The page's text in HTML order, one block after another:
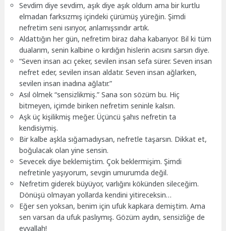
Sevdim diye sevdim, aşık diye aşık oldum ama bir kurtlu
elmadan farksızmış içindeki çürümüş yüreğin. Şimdi
nefretim seni ısırıyor, anlamışsındır artık.
Aldattığın her gün, nefretim biraz daha kabarıyor. Bil ki tüm
dualarım, senin kalbine o kırdığın hislerin acısını sarsın diye.
“Seven insan acı çeker, sevilen insan sefa sürer. Seven insan
nefret eder, sevilen insan aldatır. Seven insan ağlarken,
sevilen insan inadına ağlatır.”
Asıl ölmek “sensizlikmiş.” Sana son sözüm bu. Hiç
bitmeyen, içimde biriken nefretim seninle kalsın.
Aşk üç kişilikmiş meğer. Üçüncü şahıs nefretin ta
kendisiymiş.
Bir kalbe aşkla sığamadıysan, nefretle taşarsın. Dikkat et,
boğulacak olan yine sensin.
Sevecek diye beklemiştim. Çok beklermişim. Şimdi
nefretinle yaşıyorum, sevgin umurumda değil.
Nefretim giderek büyüyor, varlığını kökünden sileceğim.
Dönüşü olmayan yollarda kendini yitireceksin…
Eğer sen yoksan, benim için ufuk kapkara demiştim. Ama
sen varsan da ufuk paslıymış. Gözüm aydın, sensizliğe de
eyvallah!